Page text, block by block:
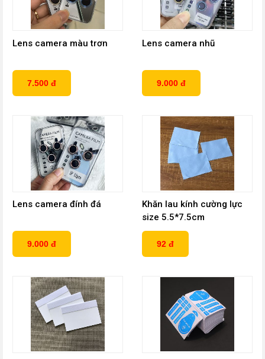
Lens camera màu trơn
7.500 đ
Lens camera nhũ
9.000 đ
Lens camera đính đá
9.000 đ
Khăn lau kính cường lực
size 5.5*7.5cm
92 đ